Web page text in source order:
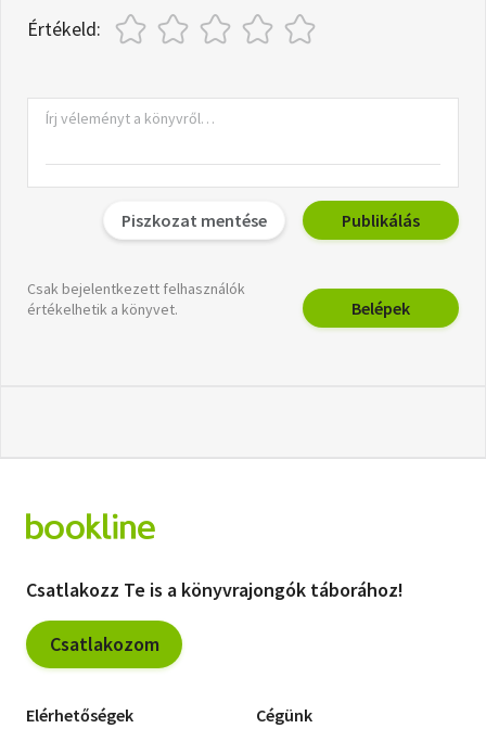
Értékeld:
Piszkozat mentése Publikálás
Csak bejelentkezett felhasználók
értékelhetik a könyvet.
Belépek
Csatlakozz Te is a könyvrajongók táborához!
Csatlakozom
Elérhetőségek Cégünk